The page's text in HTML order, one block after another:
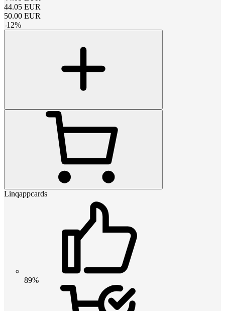
44.05 EUR
50.00 EUR
-12%
Linqappcards
89%